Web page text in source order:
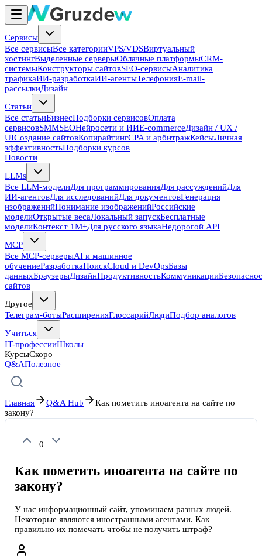
Сервисы
Все сервисыВсе категорииVPS/VDSВиртуальный
хостингВыделенные серверыОблачные платформыCRM-
системыКонструкторы сайтовSEO-сервисыАналитика
трафикаИИ-разработкаИИ-агентыТелефонияE-mail-
рассылкиДизайн
Статьи
Все статьиБизнесПодборки сервисовОплата
сервисовSMMSEOНейросети и ИИE-commerceДизайн / UX /
UIСоздание сайтовКопирайтингCPA и арбитражКейсыЛичная
эффективностьПодборки курсов
Новости
LLMs
Все LLM-моделиДля программированияДля рассужденийДля
ИИ-агентовДля исследованийДля документовГенерация
изображенийПонимание изображенийРоссийские
моделиОткрытые весаЛокальный запускБесплатные
моделиКонтекст 1M+Для русского языкаНедорогой API
MCP
Все MCP-серверыAI и машинное
обучениеРазработкаПоискCloud и DevOpsБазы
данныхБраузерыДизайнПродуктивностьКоммуникации
сайтов
Другое
Телеграм-ботыРасширенияГлоссарийЛюдиПодбор аналогов
Учиться
IT-профессииШколы
КурсыСкоро
Q&AПолезное
Главная Q&A Hub
Как пометить иноагента на сайте по
закону?
0
Как пометить иноагента на сайте по
закону?
У нас информационный сайт, упоминаем разных людей.
Некоторые являются иностранными агентами. Как
правильно их помечать чтобы не получить штраф?